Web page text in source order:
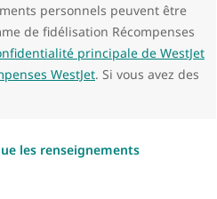
personnels peuvent être
de fidélisation Récompenses
principale de WestJet
WestJet. Si vous avez des
les renseignements